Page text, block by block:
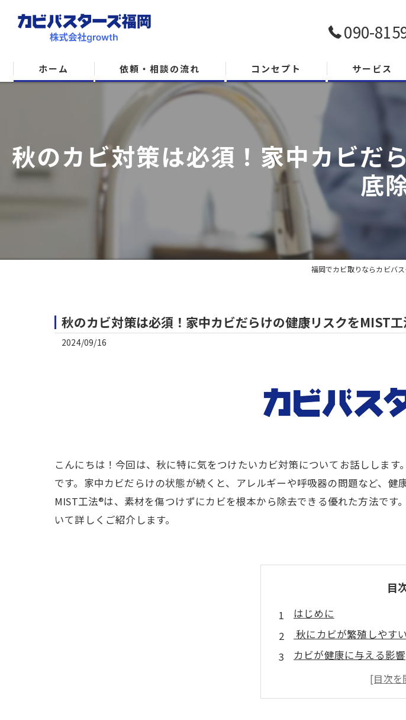
090-
ホーム 依頼・相談の流れ コンセプト サービス
秋のカビ対策は必須！家中カビだ
底
福岡でカビ取りならカビバ
秋のカビ対策は必須！家中カビだらけの健康リスクをMIST
2024/09/16
こんにちは！今回は、秋に特に気をつけたいカビ対策についてお話ししま
です。家中カビだらけの状態が続くと、アレルギーや呼吸器の問題など、
MIST工法®は、素材を傷つけずにカビを根本から除去できる優れた方法で
いて詳しくご紹介します。
目
はじめに
秋にカビが繁殖しやす
カビが健康に与える影響
カビ取り専門業者によ
MIST工法®とは？その